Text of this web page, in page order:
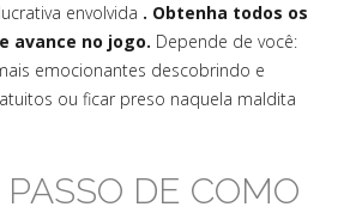
envolvida . Obtenha todos os
avance no jogo. Depende de você:
emocionantes descobrindo e
ou ficar preso naquela maldita
PASSO DE COMO